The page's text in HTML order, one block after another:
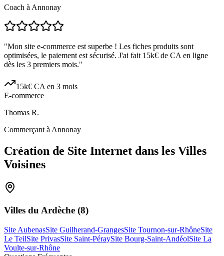
Coach à Annonay
"Mon site e-commerce est superbe ! Les fiches produits sont
optimisées, le paiement est sécurisé. J'ai fait 15k€ de CA en ligne
dès les 3 premiers mois."
15k€ CA en 3 mois
E-commerce
Thomas R.
Commerçant à Annonay
Création de Site Internet dans les Villes
Voisines
Villes du Ardèche (8)
Site AubenasSite Guilherand-GrangesSite Tournon-sur-RhôneSite
Le TeilSite PrivasSite Saint-PéraySite Bourg-Saint-AndéolSite La
Voulte-sur-Rhône